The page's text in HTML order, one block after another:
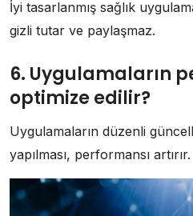
İyi tasarlanmış sağlık
gizli tutar ve paylaşmaz.
6. Uygulamaların
optimize edilir?
Uygulamaların düzenli
yapılması, performansı artırır.